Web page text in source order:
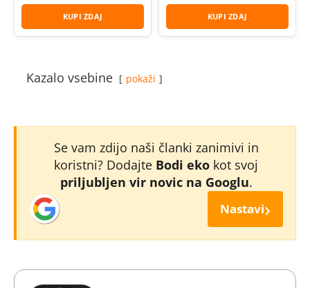
KUPI ZDAJ KUPI ZDAJ
Kazalo vsebine pokaži
Se vam zdijo naši članki zanimivi in
koristni? Dodajte Bodi eko kot svoj
priljubljen vir novic na Googlu.
Nastavi›